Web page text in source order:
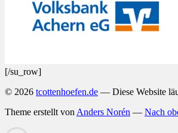
[/su_row]
© 2026 tcottenhoefen.de — Diese Website
Theme erstellt von Anders Norén — Nach